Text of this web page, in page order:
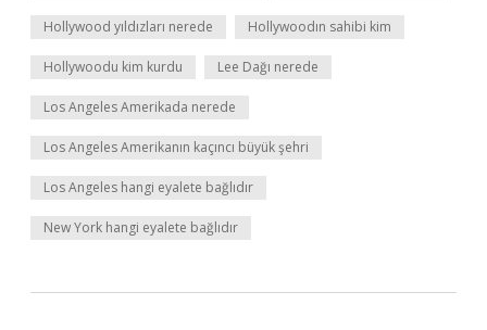
Hollywood yıldızları nerede Hollywoodın sahibi kim
Hollywoodu kim kurdu Lee Dağı nerede
Los Angeles Amerikada nerede
Los Angeles Amerikanın kaçıncı büyük şehri
Los Angeles hangi eyalete bağlıdır
New York hangi eyalete bağlıdır